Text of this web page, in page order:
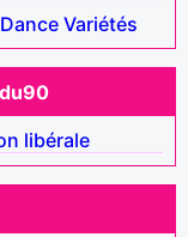
Dance Variétés
libérale